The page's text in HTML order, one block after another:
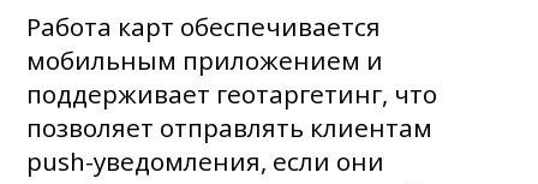
Работа карт обеспечивается
мобильным приложением и
поддерживает геотаргетинг, что
позволяет отправлять клиентам
push-уведомления, если они